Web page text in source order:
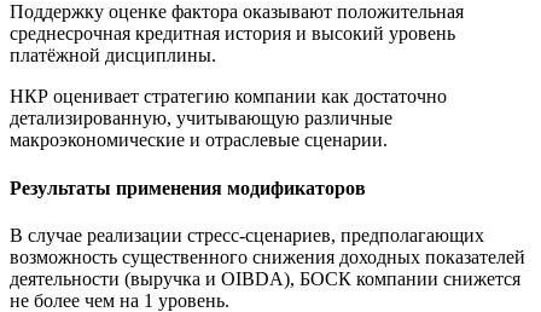
Поддержку оценке фактора оказывают положительная
среднесрочная кредитная история и высокий уровень
платёжной дисциплины.
НКР оценивает стратегию компании как достаточно
детализированную, учитывающую различные
макроэкономические и отраслевые сценарии.
Результаты применения модификаторов
В случае реализации стресс-сценариев, предполагающих
возможность существенного снижения доходных показателей
деятельности (выручка и OIBDA), БОСК компании снижется
не более чем на 1 уровень.